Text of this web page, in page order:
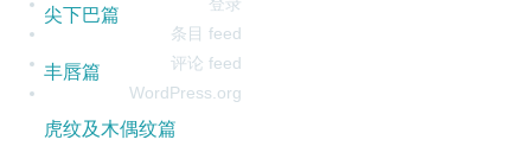
条目 feed
评论 feed
WordPress.org
尖下巴篇
丰唇篇
虎纹及木偶纹篇